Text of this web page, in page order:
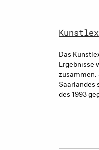
Das
Ergebnisse
zusammen.
Saarlandes
des 1993